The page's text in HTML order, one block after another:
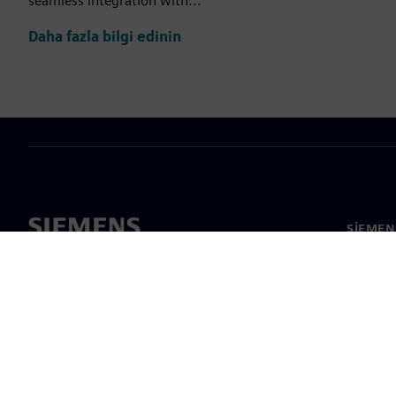
Daha fazla bilgi edinin